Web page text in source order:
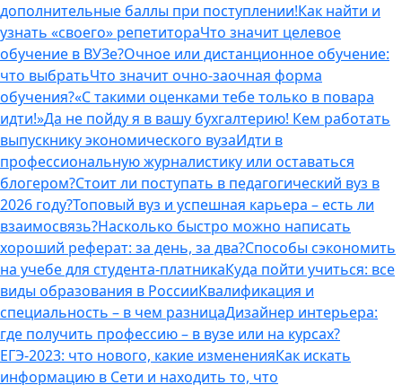
дополнительные баллы при поступлении!Как найти и
узнать «своего» репетитораЧто значит целевое
обучение в ВУЗе?Очное или дистанционное обучение:
что выбратьЧто значит очно-заочная форма
обучения?«С такими оценками тебе только в повара
идти!»Да не пойду я в вашу бухгалтерию! Кем работать
выпускнику экономического вузаИдти в
профессиональную журналистику или оставаться
блогером?Стоит ли поступать в педагогический вуз в
2026 году?Топовый вуз и успешная карьера – есть ли
взаимосвязь?Насколько быстро можно написать
хороший реферат: за день, за два?Способы сэкономить
на учебе для студента-платникаКуда пойти учиться: все
виды образования в РоссииКвалификация и
специальность – в чем разницаДизайнер интерьера:
где получить профессию – в вузе или на курсах?
ЕГЭ-2023: что нового, какие измененияКак искать
информацию в Сети и находить то, что